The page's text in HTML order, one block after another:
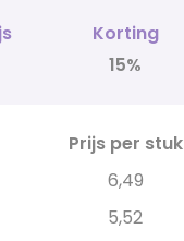
Korting
15%
Prijs per stuk
6,49
5,52